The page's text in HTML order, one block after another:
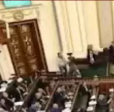
إلهام شرشر تكتب: دي مبقتش كورة..
دي سياسة